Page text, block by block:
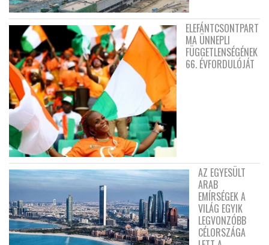
ELEFÁNTCSONTPART
MA ÜNNEPLI
FÜGGETLENSÉGÉNEK
66. ÉVFORDULÓJÁT
AZ EGYESÜLT
ARAB
EMÍRSÉGEK A
VILÁG EGYIK
LEGVONZÓBB
CÉLORSZÁGA